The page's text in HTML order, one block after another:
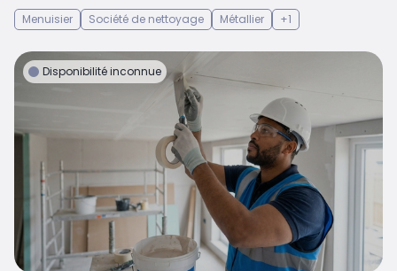
Menuisier
Société de nettoyage Métallier +1
Disponibilité inconnue